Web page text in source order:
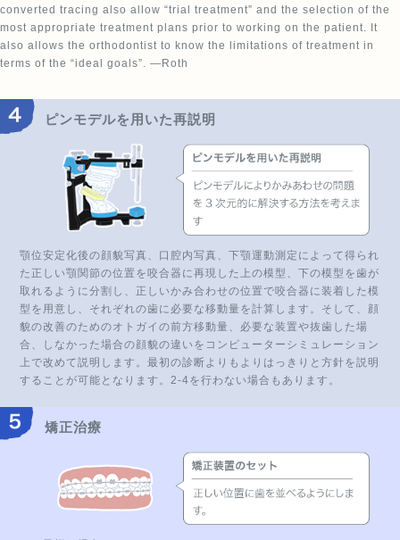
converted tracing also allow “trial treatment” and the selection of the
most appropriate treatment plans prior to working on the patient. It
also allows the orthodontist to know the limitations of treatment in
terms of the “ideal goals”. —Roth
ピンモデルを用いた再説明
顎位安定化後の顔貌写真、口腔内写真、下顎運動測定によって得られ
た正しい顎関節の位置を咬合器に再現した上の模型、下の模型を歯が
取れるように分割し、正しいかみ合わせの位置で咬合器に装着した模
型を用意し、それぞれの歯に必要な移動量を計算します。そして、顔
貌の改善のためのオトガイの前方移動量、必要な装置や抜歯した場
合、しなかった場合の顔貌の違いをコンピューターシミュレーション
上で改めて説明します。最初の診断よりもよりはっきりと方針を説明
することが可能となります。2-4を行わない場合もあります。
矯正治療